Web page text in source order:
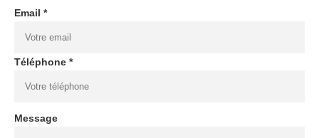
Email *
Téléphone *
Message